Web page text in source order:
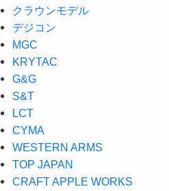
クラウンモデル
デジコン
MGC
KRYTAC
G&G
S&T
LCT
CYMA
WESTERN ARMS
TOP JAPAN
CRAFT APPLE WORKS